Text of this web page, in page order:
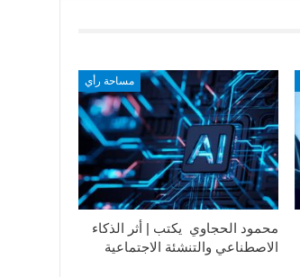
مساحة رأي
محمود الحجاوي يكتب | أثر الذكاء
الاصطناعي والتنشئة الاجتماعية